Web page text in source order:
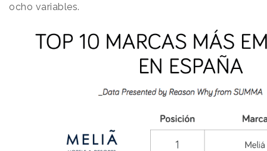
ocho variables.